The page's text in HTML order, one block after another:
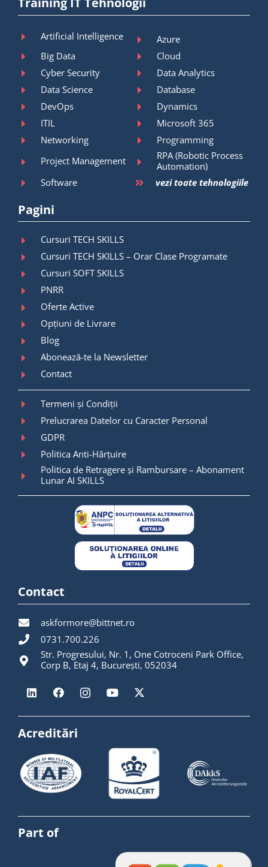
Artificial Intelligence
Azure
Big Data
Cloud
Cyber Security
Data Analytics
Data Science
Database
DevOps
Dynamics
ITIL
Microsoft 365
Networking
Programming
Project Management
RPA (Robotic Process
Automation)
Software
vezi toate tehnologiile
Pagini
Cursuri TECH SKILLS
Cursuri TECH SKILLS – Orar Clase Programate
Cursuri SOFT SKILLS
PNRR
Oferte Active
Opțiuni de Livrare
Blog
Abonează-te la Newsletter
Contact
Termeni și Condiții
Prelucrarea Datelor cu Caracter Personal
GDPR
Politica Anti-Hărțuire
Politica de Retragere și Rambursare – Abonament
Lunar AI SKILLS
Contact
askformore@bittnet.ro
0731.700.226
Str. Progresului, Nr. 1, One Cotroceni Park Office,
Corp B, Etaj 4, București, 052034
Acreditări
Part of